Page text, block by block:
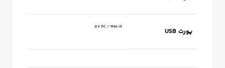
پورت USB 5V DC / Max 1A